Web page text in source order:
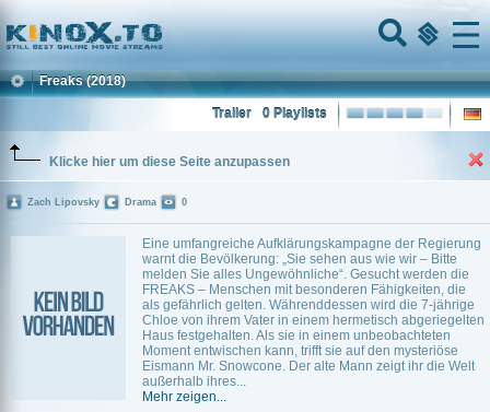
Home
Menu
Freaks (2018)
0 Playlists
Trailer
Klicke hier um diese Seite anzupassen
Eine umfangreiche Aufklärungskampagne der Regierung
warnt die Bevölkerung: „Sie sehen aus wie wir – Bitte
melden Sie alles Ungewöhnliche“. Gesucht werden die
FREAKS – Menschen mit besonderen Fähigkeiten, die
als gefährlich gelten. Währenddessen wird die 7-jährige
Chloe von ihrem Vater in einem hermetisch abgeriegelten
Haus festgehalten. Als sie in einem unbeobachteten
Moment entwischen kann, trifft sie auf den mysteriöse
Eismann Mr. Snowcone. Der alte Mann zeigt ihr die Welt
außerhalb ihres...
Mehr zeigen...
Zach Lipovsky Drama 0